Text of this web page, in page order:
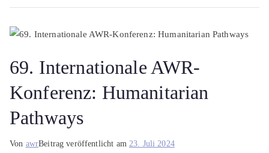
69. Internationale AWR-
Konferenz: Humanitarian
Pathways
Von awrBeitrag veröffentlicht am 23. Juli 2024